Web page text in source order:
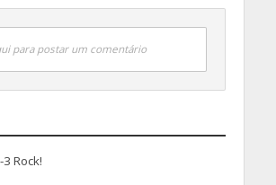
para postar um comentário
Rock!